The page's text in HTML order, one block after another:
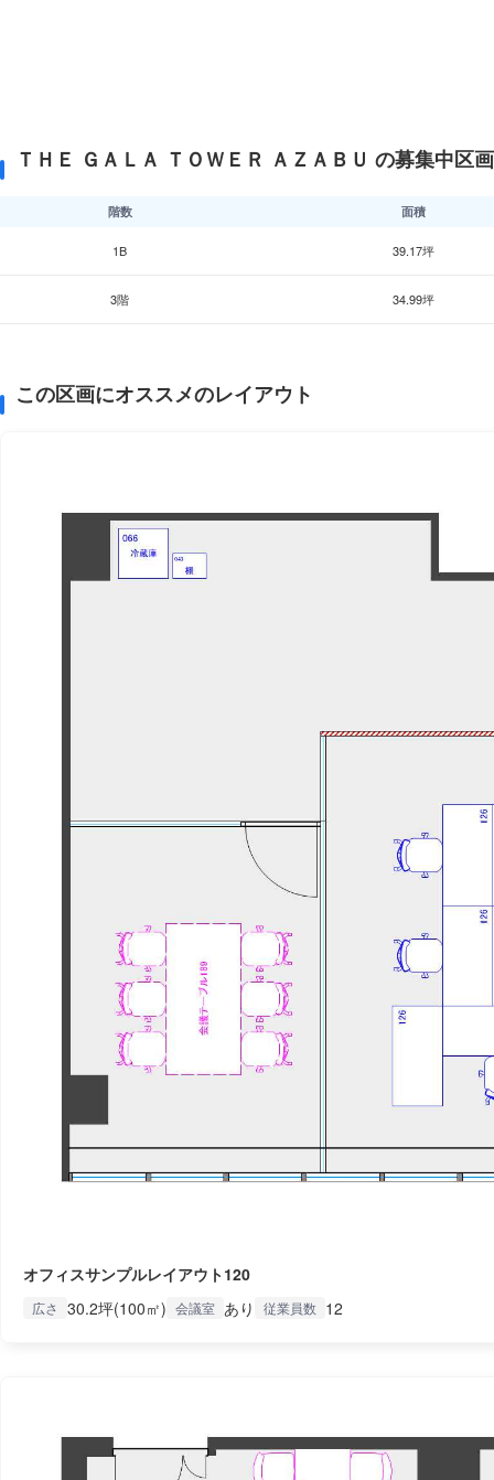
ＴＨＥ ＧＡＬＡ ＴＯＷＥＲ ＡＺＡＢＵ の募集中区画
階数 面積
1B 39.17坪
3階 34.99坪
この区画にオススメのレイアウト
オフィスサンプルレイアウト120
広さ 30.2坪(100㎡) 会議室 あり 従業員数 12